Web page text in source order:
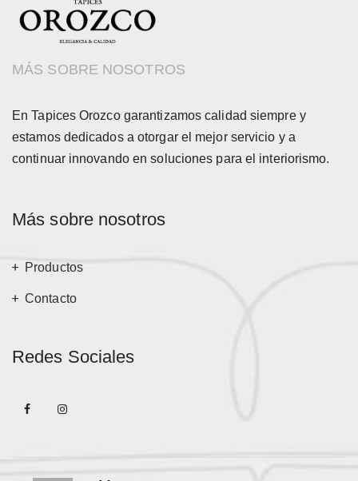
MÁS SOBRE NOSOTROS
En Tapices Orozco garantizamos calidad siempre y
estamos dedicados a otorgar el mejor servicio y a
continuar innovando en soluciones para el interiorismo.
Más sobre nosotros
Productos
Contacto
Redes Sociales